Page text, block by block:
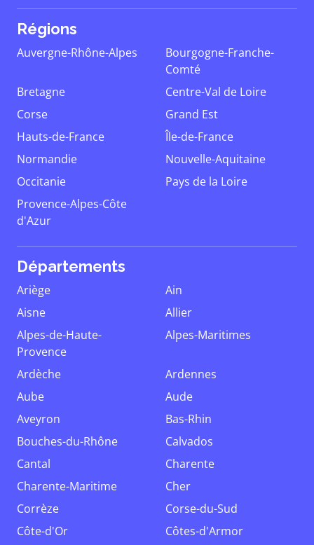
Régions
Auvergne-Rhône-Alpes
Bourgogne-Franche-
Comté
Bretagne
Centre-Val de Loire
Corse
Grand Est
Hauts-de-France
Île-de-France
Normandie
Nouvelle-Aquitaine
Occitanie
Pays de la Loire
Provence-Alpes-Côte
d'Azur
Départements
Ariège
Ain
Aisne
Allier
Alpes-de-Haute-
Provence
Alpes-Maritimes
Ardèche
Ardennes
Aube
Aude
Aveyron
Bas-Rhin
Bouches-du-Rhône
Calvados
Cantal
Charente
Charente-Maritime
Cher
Corrèze
Corse-du-Sud
Côte-d'Or
Côtes-d'Armor